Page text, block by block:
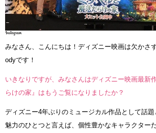
みなさん、こんにちは！ディズニー映画は欠かさ
odyです！
いきなりですが、みなさんはディズニー映画最新
らけの家』はもうご覧になりましたか？
ディズニー4年ぶりのミュージカル作品として話
魅力のひとつと言えば、個性豊かなキャラクターた